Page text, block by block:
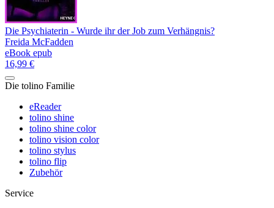
Die Psychiaterin - Wurde ihr der Job zum Verhängnis?
Freida McFadden
eBook epub
16,99 €
Die tolino Familie
eReader
tolino shine
tolino shine color
tolino vision color
tolino stylus
tolino flip
Zubehör
Service